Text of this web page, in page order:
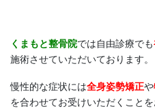
くまもと整骨院では自由診療でも
施術させていただいております。
慢性的な症状には全身姿勢矯正や
を合わせてお受けいただくことを